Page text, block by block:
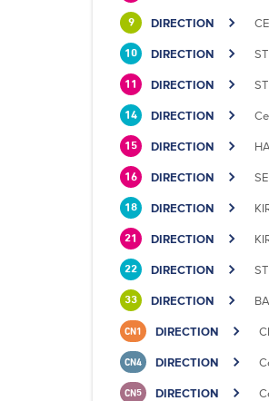
9 DIRECTION
10 DIRECTION
11 DIRECTION
14 DIRECTION
15 DIRECTION
16 DIRECTION
18 DIRECTION
21 DIRECTION
22 DIRECTION
33 DIRECTION
CN1 DIRECTION
CN4 DIRECTION
CN5 DIRECTION